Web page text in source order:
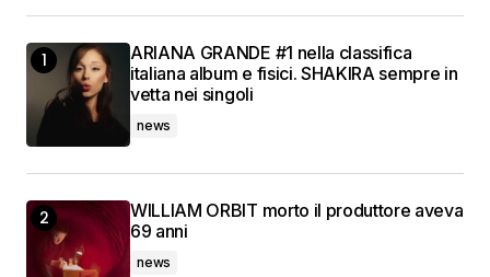
ARIANA GRANDE #1 nella classifica
italiana album e fisici. SHAKIRA sempre in
vetta nei singoli
news
WILLIAM ORBIT morto il produttore aveva
69 anni
news